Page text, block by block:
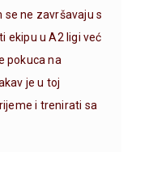
se ne završavaju s
ekipu u A2 ligi već
pokuca na
je u toj
i trenirati sa